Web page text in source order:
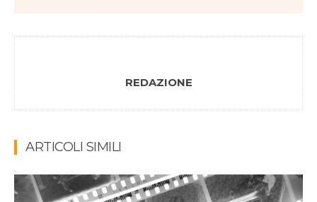
REDAZIONE
ARTICOLI SIMILI